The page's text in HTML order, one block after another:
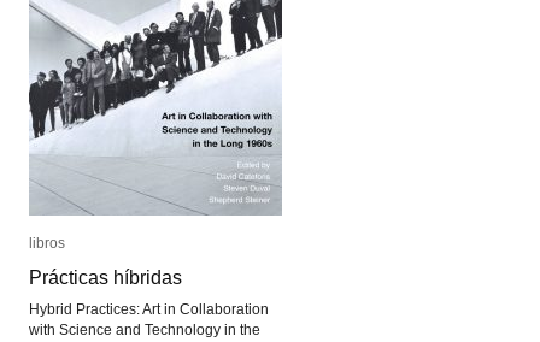
libros
Prácticas híbridas
Hybrid Practices: Art in Collaboration
with Science and Technology in the
libros
Prácticas híbridas